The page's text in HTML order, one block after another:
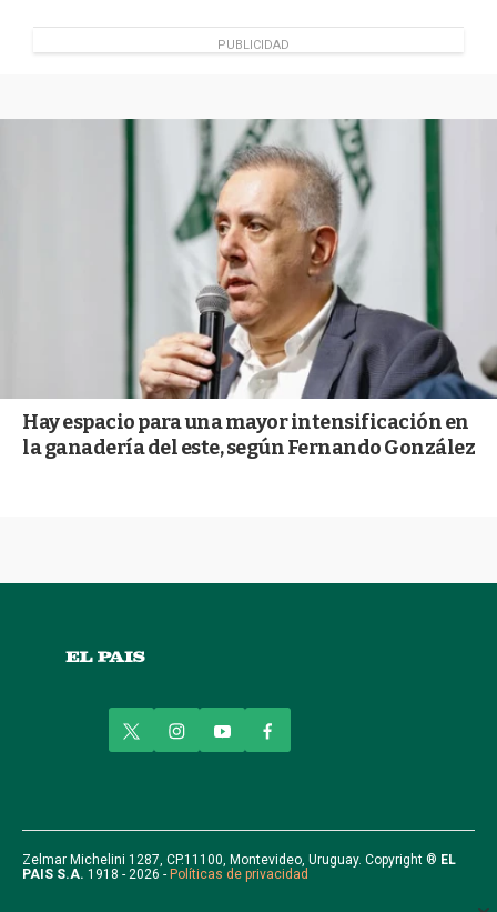
PUBLICIDAD
Hay espacio para una mayor intensificación en
la ganadería del este, según Fernando González
w
r
i
n
r
a
y
o
e
a
o
k
Zelmar Michelini 1287, CP.11100, Montevideo, Uruguay. Copyright ® EL
PAIS S.A. 1918 - 2026 - Políticas de privacidad